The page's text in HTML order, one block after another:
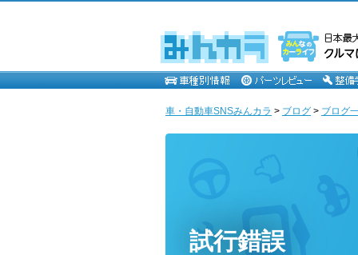
車・自動車SNSみんカラ > ブログ > ブログ
試行錯誤